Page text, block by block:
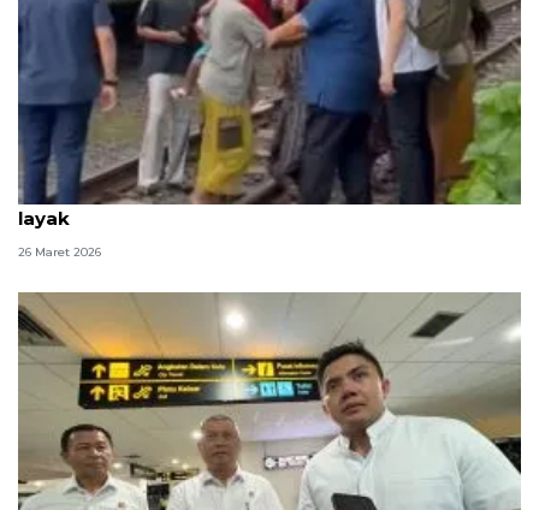
Prabowo tinjau bantaran rel Senen, siapkan hunian
layak
26 Maret 2026